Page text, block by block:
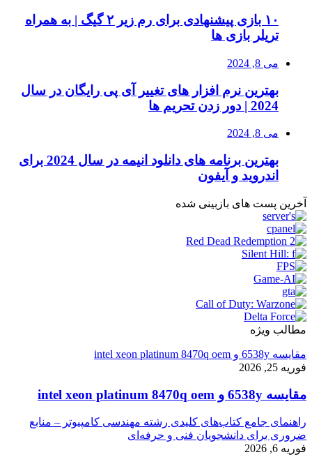
۱۰ بازی پیشنهادی برای رم زیر ۲ گیگ | به همراه
تریلر بازی ها
می 8, 2024
بهترین نرم افزار های تغییر آی پی رایگان در سال
2024 | دور زدن تحریم ها
می 8, 2024
بهترین برنامه های دانلود انیمه در سال 2024 برای
اندروید و آیفون
آخرین پست های بازبینی شده
مطالب ویژه
مقایسه 6538y و intel xeon platinum 8470q oem
فوریه 25, 2026
مقایسه 6538y و intel xeon platinum 8470q oem
راهنمای جامع کتاب‌های کلیدی رشته مهندسی کامپیوتر – منابع
ضروری برای دانشجویان فنی و حرفه‌ای
فوریه 6, 2026